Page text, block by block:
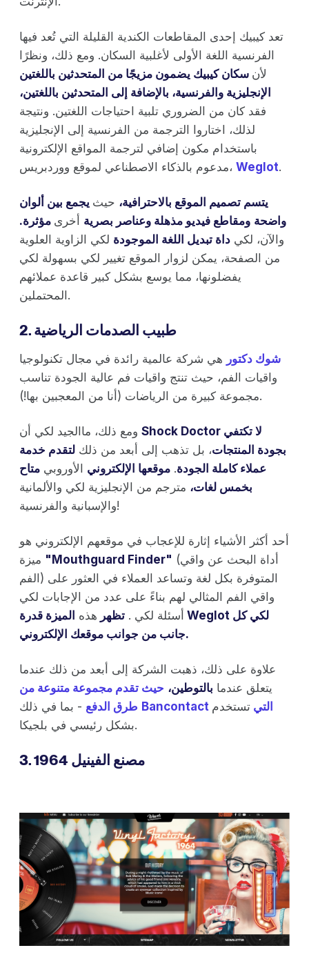
تعد كيبيك إحدى المقاطعات الكندية القليلة التي تُعد فيها
الفرنسية اللغة الأولى لأغلبية السكان. ومع ذلك، ونظرًا
لأن سكان كيبيك يضمون مزيجًا من المتحدثين باللغتين
الإنجليزية والفرنسية، بالإضافة إلى المتحدثين باللغتين،
فقد كان من الضروري تلبية احتياجات اللغتين. ونتيجة
لذلك، اختاروا الترجمة من الفرنسية إلى الإنجليزية
باستخدام مكون إضافي لترجمة المواقع الإلكترونية
مدعوم بالذكاء الاصطناعي لموقع ووردبريس، Weglot.
يتسم تصميم الموقع بالاحترافية، حيث يجمع بين ألوان
واضحة ومقاطع فيديو مذهلة وعناصر بصرية أخرى مؤثرة.
والآن، لكي داة تبديل اللغة الموجودة لكي الزاوية العلوية
من الصفحة، يمكن لزوار الموقع تغيير لكي بسهولة لكي
يفضلونها، مما يوسع بشكل كبير قاعدة عملائهم
المحتملين.
2. طبيب الصدمات الرياضية
شوك دكتور هي شركة عالمية رائدة في مجال تكنولوجيا
واقيات الفم، حيث تنتج واقيات فم عالية الجودة تناسب
مجموعة كبيرة من الرياضات (أنا من المعجبين بها!).
Shock Doctor لا تكتفي
بجودة المنتجات، بل تذهب إلى أبعد من ذلك لتقدم خدمة
عملاء كاملة الجودة. موقعها الإلكتروني الأوروبي متاح
بخمس لغات، مترجم من الإنجليزية لكي والألمانية
والإسبانية والفرنسية!
أحد أكثر الأشياء إثارة للإعجاب في موقعهم الإلكتروني هو
"Mouthguard Finder" (أداة البحث عن واقي
الفم) المتوفرة بكل لغة وتساعد العملاء في العثور على
واقي الفم المثالي لهم بناءً على عدد من الإجابات لكي
أسئلة لكي . تظهر هذه الميزة قدرة Weglot لكي كل
جانب من جوانب موقعك الإلكتروني.
علاوة على ذلك، ذهبت الشركة إلى أبعد من ذلك عندما
يتعلق عندما بالتوطين، حيث تقدم مجموعة متنوعة من
طرق الدفع
Bancontact التي تستخدم
بشكل رئيسي في بلجيكا.
3. مصنع الفينيل 1964